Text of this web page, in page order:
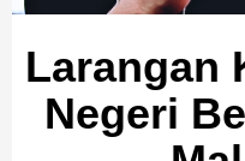
Larangan
Negeri